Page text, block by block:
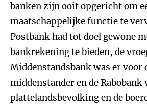
banken zijn ooit opgericht om
maatschappelijke functie te
Postbank had tot doel gewone
bankrekening te bieden, de
Middenstandsbank was er voor
middenstander en de Rabobank
plattelandsbevolking en de